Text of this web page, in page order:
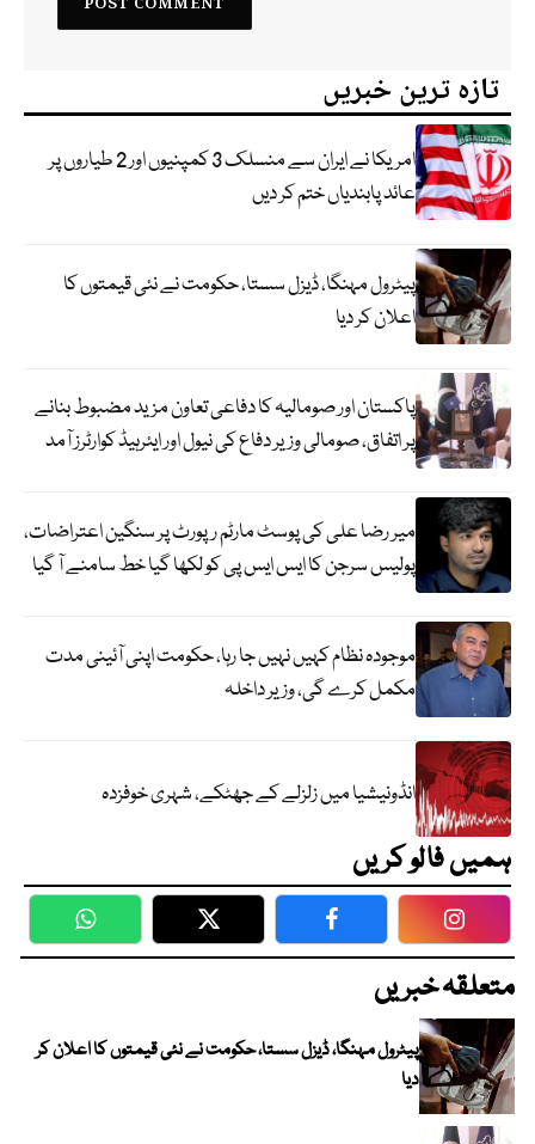
تازہ ترین خبریں
امریکا نے ایران سے منسلک 3 کمپنیوں اور 2 طیاروں پر
عائد پابندیاں ختم کر دیں
پیٹرول مہنگا، ڈیزل سستا، حکومت نے نئی قیمتوں کا
اعلان کر دیا
پاکستان اور صومالیہ کا دفاعی تعاون مزید مضبوط بنانے
پر اتفاق، صومالی وزیر دفاع کی نیول اور ایئرہیڈ کوارٹرز آمد
میر رضا علی کی پوسٹ مارٹم رپورٹ پر سنگین اعتراضات،
پولیس سرجن کا ایس ایس پی کو لکھا گیا خط سامنے آ گیا
موجودہ نظام کہیں نہیں جا رہا، حکومت اپنی آئینی مدت
مکمل کرے گی، وزیر داخلہ
انڈونیشیا میں زلزلے کے جھٹکے، شہری خوفزدہ
ہمیں فالو کریں
WhatsApp Twitter Facebook
متعلقہ خبریں
پیٹرول مہنگا، ڈیزل سستا، حکومت نے نئی قیمتوں کا اعلان کر
دیا